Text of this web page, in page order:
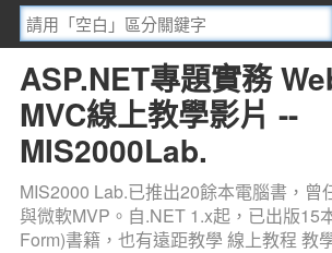
ASP.NET專題實務
MVC線上教學影片 --
MIS2000Lab.
MIS2000 Lab.已推出20餘本電腦書，曾
與微軟MVP。自.NET 1.x起，已出版15
Form)書籍，也有遠距教學 線上教程 教